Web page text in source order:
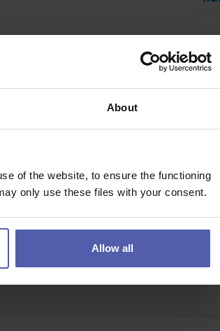
About
of the website, to ensure the functioning
only use these files with your consent.
Allow all
projektů, od plánování až po
praxi v oblasti profesionálního tisku?